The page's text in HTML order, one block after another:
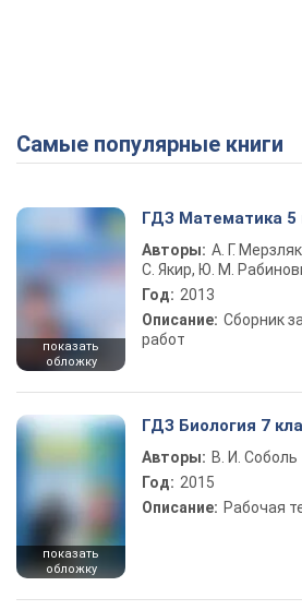
Самые популярные книги
показать
обложку
ГДЗ Математика 5
Авторы: А. Г.
С. Якир, Ю. М.
Год: 2013
Описание: Сборник
работ
показать
обложку
ГДЗ Биология 7
Авторы: В. И. Соболь
Год: 2015
Описание: Рабочая